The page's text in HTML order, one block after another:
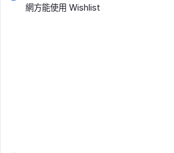
網方能使用 Wishlist